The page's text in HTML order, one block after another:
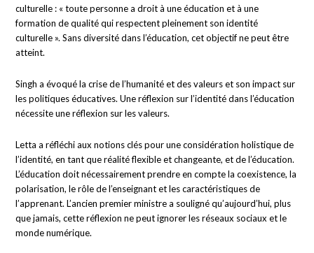
culturelle : « toute personne a droit à une éducation et à une
formation de qualité qui respectent pleinement son identité
culturelle ». Sans diversité dans l’éducation, cet objectif ne peut être
atteint.
Singh a évoqué la crise de l’humanité et des valeurs et son impact sur
les politiques éducatives. Une réflexion sur l’identité dans l’éducation
nécessite une réflexion sur les valeurs.
Letta a réfléchi aux notions clés pour une considération holistique de
l’identité, en tant que réalité flexible et changeante, et de l’éducation.
L’éducation doit nécessairement prendre en compte la coexistence, la
polarisation, le rôle de l’enseignant et les caractéristiques de
l’apprenant. L’ancien premier ministre a souligné qu’aujourd’hui, plus
que jamais, cette réflexion ne peut ignorer les réseaux sociaux et le
monde numérique.